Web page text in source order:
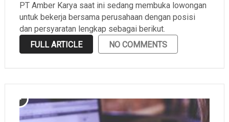
PT Amber Karya saat ini sedang membuka lowongan
untuk bekerja bersama perusahaan dengan posisi
dan persyaratan lengkap sebagai berikut.
FULL ARTICLE
NO COMMENTS